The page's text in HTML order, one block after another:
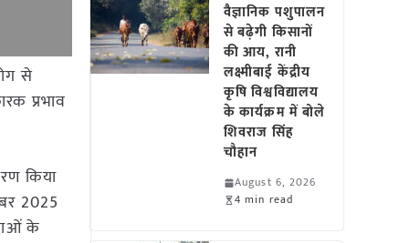
से
प्रभाव
किया
2025
के
वैज्ञानिक पशुपालन
से बढ़ेगी किसानों
की आय, रानी
लक्ष्मीबाई केंद्रीय
कृषि विश्वविद्यालय
के कार्यक्रम में बोले
शिवराज सिंह
चौहान
August 6, 2026
4 min read